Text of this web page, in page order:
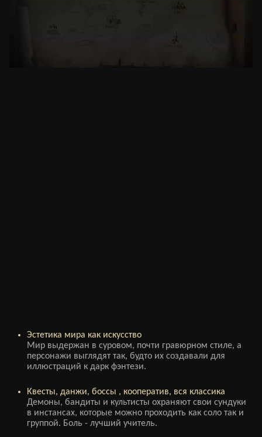
Эстетика мира как искусство
Мир выдержан в суровом, почти гравюрном стиле, а
персонажи выглядят так, будто их создавали для
иллюстраций к дарк фэнтези.
Квесты, данжи, боссы , кооператив, вся классика
Демоны, бандиты и культисты охраняют свои сундуки
в инстансах, которые можно проходить как соло так и
группой. Боль - лучший учитель.